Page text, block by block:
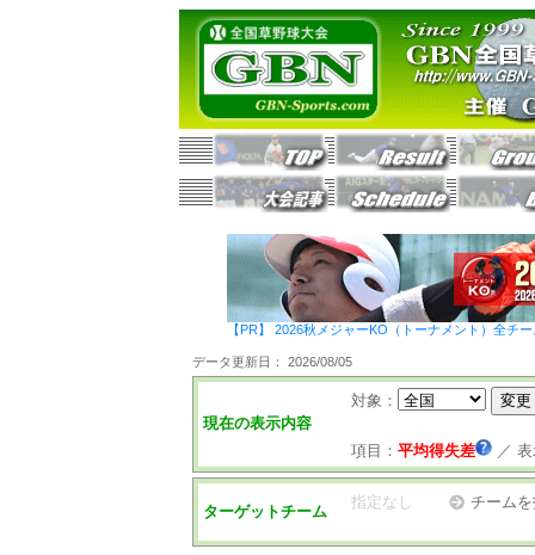
【PR】 2026秋メジャーKO（トーナメント）全チ
データ更新日： 2026/08/05
現在の表示内容
対象：
項目： 平均得失差 ／
ターゲットチーム
指定なし チーム